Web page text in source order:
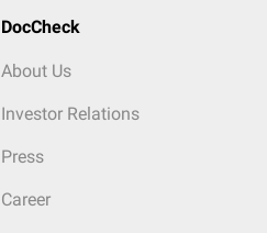
DocCheck
About Us
Investor Relations
Press
Career